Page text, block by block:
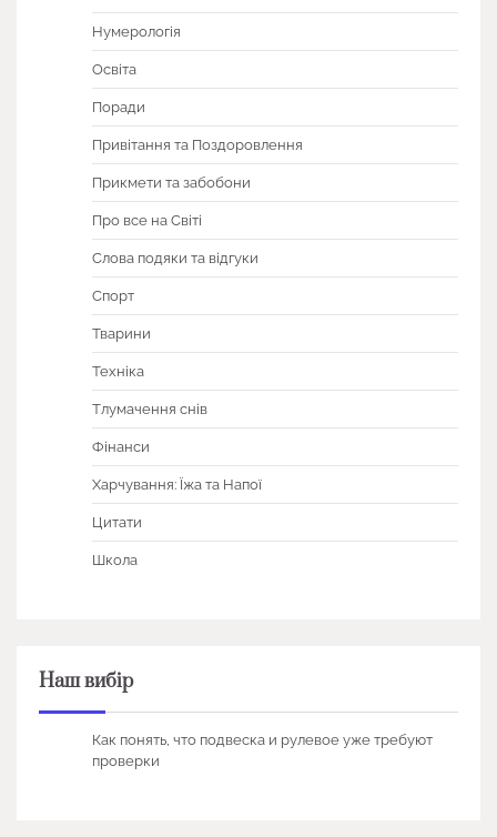
Нумерологія
Освіта
Поради
Привітання та Поздоровлення
Прикмети та забобони
Про все на Світі
Слова подяки та відгуки
Спорт
Тварини
Техніка
Тлумачення снів
Фінанси
Харчування: Їжа та Напої
Цитати
Школа
Наш вибір
Как понять, что подвеска и рулевое уже требуют
проверки